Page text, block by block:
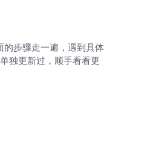
的步骤走一遍，遇到具体
独更新过，顺手看看更